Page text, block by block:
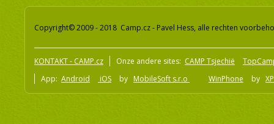
Copyright© 2009 - 2018 Camp.cz - Pavel Hess, alle rechten
KONTAKT - CAMP.cz Onze andere sites: CAMP Tsjechië
App: Android iOS by MobileSoft s.r.o WinPhone by